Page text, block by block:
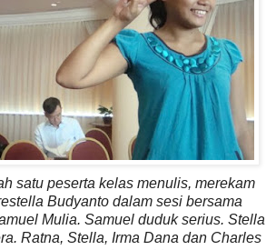
satu peserta kelas menulis, merekam
Budyanto dalam sesi bersama
Mulia. Samuel duduk serius. Stella
Ratna, Stella, Irma Dana dan Charles